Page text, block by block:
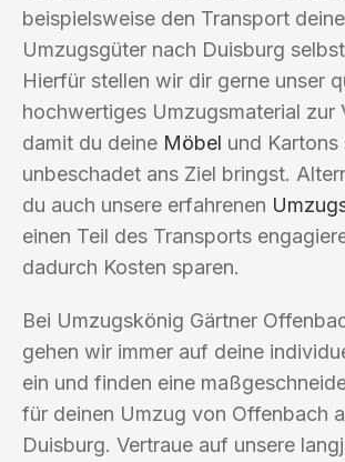
beispielsweise den Transport
Umzugsgüter nach Duisburg
Hierfür stellen wir dir gerne unser
hochwertiges Umzugsmaterial zur
damit du deine Möbel und Kartons
unbeschadet ans Ziel bringst.
du auch unsere erfahrenen
einen Teil des Transports
dadurch Kosten sparen.
Bei Umzugskönig Gärtner
gehen wir immer auf deine
ein und finden eine
für deinen Umzug von Offenbach
Duisburg. Vertraue auf unsere